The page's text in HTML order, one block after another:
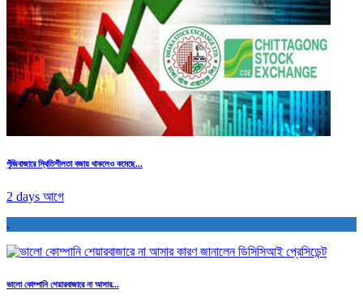
পুঁজিবাজারে স্থিতিশীলতা বজায় থাকলেও কমেছে...
2 days আগে
.
ভালো কোম্পানি শেয়ারবাজারে না আসার...